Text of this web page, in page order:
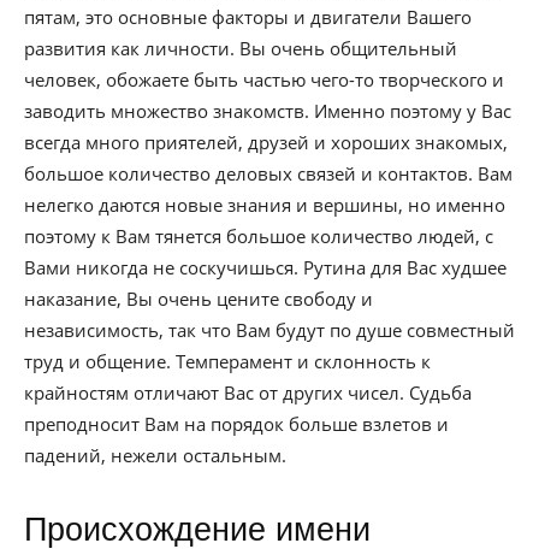
пятам, это основные факторы и двигатели Вашего
развития как личности. Вы очень общительный
человек, обожаете быть частью чего-то творческого и
заводить множество знакомств. Именно поэтому у Вас
всегда много приятелей, друзей и хороших знакомых,
большое количество деловых связей и контактов. Вам
нелегко даются новые знания и вершины, но именно
поэтому к Вам тянется большое количество людей, с
Вами никогда не соскучишься. Рутина для Вас худшее
наказание, Вы очень цените свободу и
независимость, так что Вам будут по душе совместный
труд и общение. Темперамент и склонность к
крайностям отличают Вас от других чисел. Судьба
преподносит Вам на порядок больше взлетов и
падений, нежели остальным.
Происхождение имени